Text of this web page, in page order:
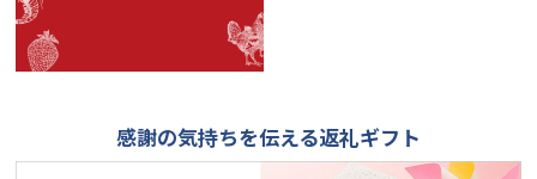
感謝の気持ちを伝える返礼ギフト